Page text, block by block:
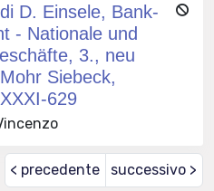
D. Einsele, Bank-
- Nationale und
3., neu
Siebeck,
629
< precedente successivo >